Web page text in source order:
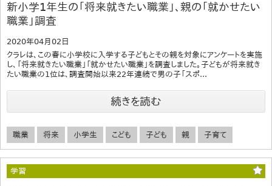
新小学1年生の「将来就きたい職業」、親の「就かせたい
職業」調査
2020年04月02日
クラレは、この春に小学校に入学する子どもとその親を対象にアンケートを実施
し、「将来就きたい職業」「就かせたい職業」を調査しました。子どもが将来就き
たい職業の1位は、調査開始以来22年連続で男の子「スポ...
続きを読む
職業 将来 小学生 こども 子ども 親 子育て
学習